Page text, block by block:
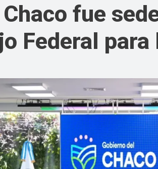
fue
Federal